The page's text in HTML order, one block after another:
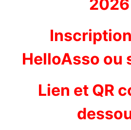
2026
HelloAsso ou
Lien et QR